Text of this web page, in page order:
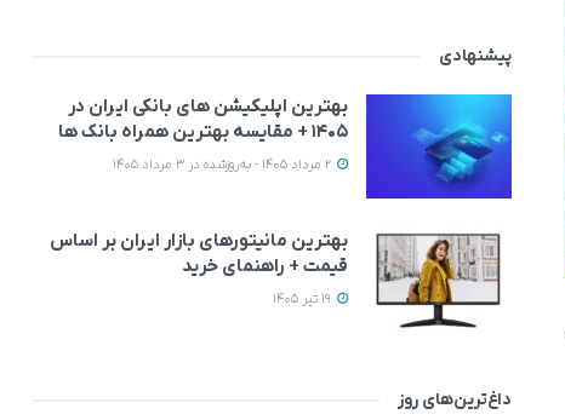
پیشنهادی
بهترین اپلیکیشن‌ های بانکی ایران در
۱۴۰۵ + مقایسه بهترین همراه بانک‌ ها
بهترین مانیتورهای بازار ایران بر اساس
قیمت + راهنمای خرید
داغ‌ترین‌های روز